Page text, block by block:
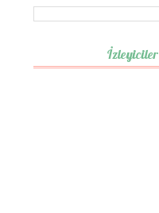
İzleyiciler